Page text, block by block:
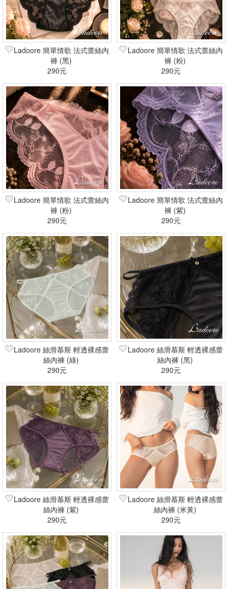
Ladoore 簡單情歌 法式蕾絲內
褲 (黑)
290元
Ladoore 簡單情歌 法式蕾絲內
褲 (粉)
290元
Ladoore 簡單情歌 法式蕾絲內
褲 (粉)
290元
Ladoore 簡單情歌 法式蕾絲內
褲 (紫)
290元
Ladoore 絲滑慕斯 輕透裸感蕾
絲內褲 (綠)
290元
Ladoore 絲滑慕斯 輕透裸感蕾
絲內褲 (黑)
290元
Ladoore 絲滑慕斯 輕透裸感蕾
絲內褲 (紫)
290元
Ladoore 絲滑慕斯 輕透裸感蕾
絲內褲 (米黃)
290元